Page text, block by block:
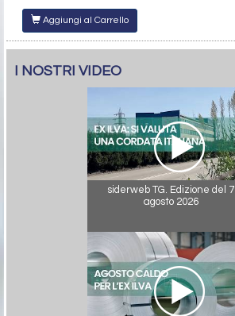
Aggiungi al Carrello
I NOSTRI VIDEO
siderweb TG. Edizione del 7
agosto 2026